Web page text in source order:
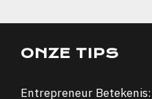
ONZE TIPS
Entrepreneur